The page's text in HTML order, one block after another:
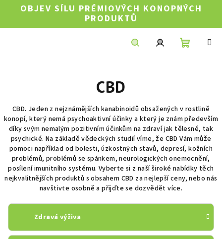
OBJEV SÍLU PRÉMIOVÝCH KONOPNÝCH
PRODUKTŮ
CBD
CBD. Jeden z nejznámějších kanabinoidů obsažených v rostlině
konopí, který nemá psychoaktivní účinky a který je znám především
díky svým nemalým pozitivním účinkům na zdraví jak tělesné, tak
psychické. Na základě vědeckých studií víme, že CBD Vám může
pomoci například od bolesti, úzkostných stavů, depresí, kožních
problémů, problémů se spánkem, neurologických onemocnění,
posílení imunitního systému. Vyberte si z naší široké nabídky těch
nejkvalitnějších produktů s obsahem CBD za nejlepší ceny, nebo nás
navštivte osobně a přijďte se dozvědět více.
Zdravá výživa